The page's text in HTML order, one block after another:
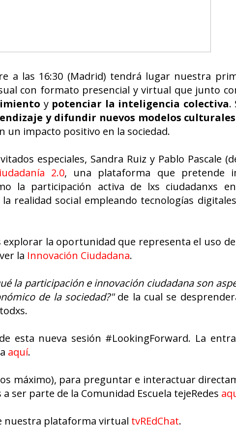
a las 16:30 (Madrid) tendrá lugar nuestra
con formato presencial y virtual que junto
y potenciar la inteligencia colectiva.
y difundir nuevos modelos
un impacto positivo en la sociedad.
especiales, Sandra Ruiz y Pablo Pascale
2.0, una plataforma que pretende
la participación activa de lxs ciudadanxs
realidad social empleando tecnologías
la oportunidad que representa el uso
la Innovación Ciudadana.
la participación e innovación ciudadana son
de la sociedad?" de la cual se
de esta nueva sesión #LookingForward. La
aquí.
máximo), para preguntar e interactuar
ser parte de la Comunidad Escuela tejeRedes
nuestra plataforma virtual tvREdChat.